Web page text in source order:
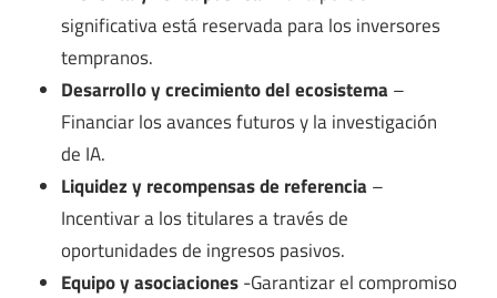
significativa está reservada para los inversores
tempranos.
Desarrollo y crecimiento del ecosistema –
Financiar los avances futuros y la investigación
de IA.
Liquidez y recompensas de referencia –
Incentivar a los titulares a través de
oportunidades de ingresos pasivos.
Equipo y asociaciones-Garantizar el compromiso